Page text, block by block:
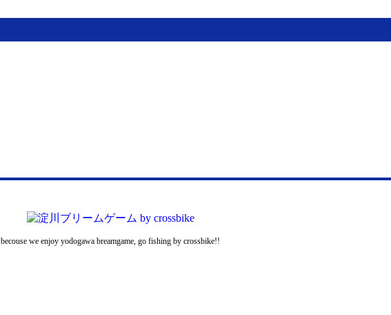
becouse we enjoy yodogawa breamgame, go fishing by crossbike!!